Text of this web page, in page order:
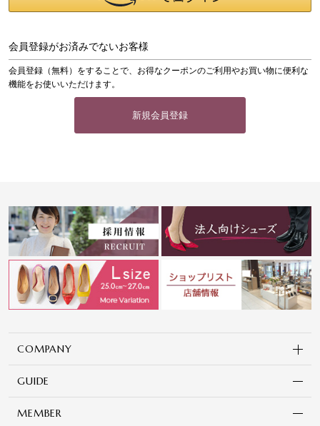
会員登録がお済みでないお客様
会員登録（無料）をすることで、お得なクーポンのご利用やお買い物に便利な
機能をお使いいただけます。
新規会員登録
COMPANY
GUIDE
MEMBER